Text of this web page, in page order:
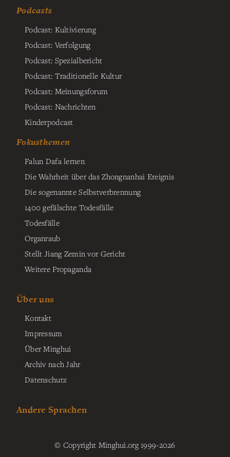
Podcasts
Podcast: Kultivierung
Podcast: Verfolgung
Podcast: Spezialbericht
Podcast: Traditionelle Kultur
Podcast: Meinungsforum
Podcast: Nachrichten
Kinderpodcast
Fokusthemen
Falun Dafa lernen
Die Wahrheit über das Zhongnanhai Ereignis
Die sogenannte Selbstverbrennung
1400 gefälschte Todesfälle
Todesfälle
Organraub
Stellt Jiang Zemin vor Gericht
Weitere Propaganda
Über uns
Kontakt
Impressum
Über Minghui
Archiv nach Jahr
Datenschutz
Andere Sprachen
© Copyright Minghui.org 1999-2026